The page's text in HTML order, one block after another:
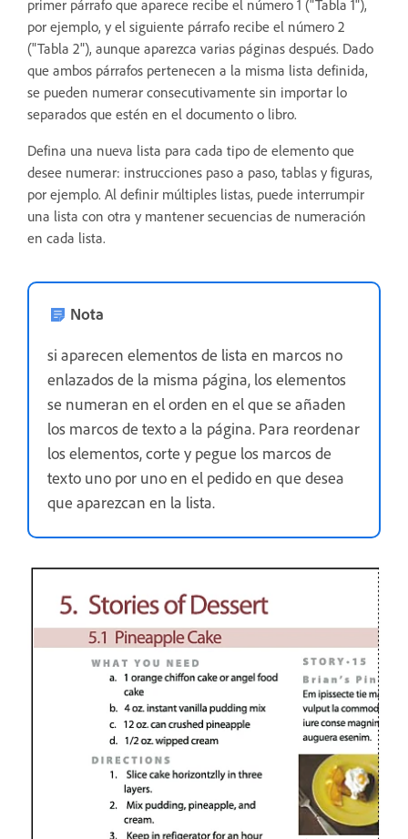
primer párrafo que aparece recibe el número 1 ("Tabla 1"),
por ejemplo, y el siguiente párrafo recibe el número 2
("Tabla 2"), aunque aparezca varias páginas después. Dado
que ambos párrafos pertenecen a la misma lista definida,
se pueden numerar consecutivamente sin importar lo
separados que estén en el documento o libro.
Defina una nueva lista para cada tipo de elemento que
desee numerar: instrucciones paso a paso, tablas y figuras,
por ejemplo. Al definir múltiples listas, puede interrumpir
una lista con otra y mantener secuencias de numeración
en cada lista.
Nota
si aparecen elementos de lista en marcos no
enlazados de la misma página, los elementos
se numeran en el orden en el que se añaden
los marcos de texto a la página. Para reordenar
los elementos, corte y pegue los marcos de
texto uno por uno en el pedido en que desea
que aparezcan en la lista.